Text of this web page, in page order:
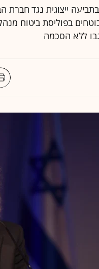
ייצוגית נגד חברת
בפוליסת ביטוח
ללא הסכמה